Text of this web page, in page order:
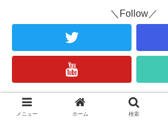
＼Follow／
スポンサーリンク
メニュー ホーム 検索